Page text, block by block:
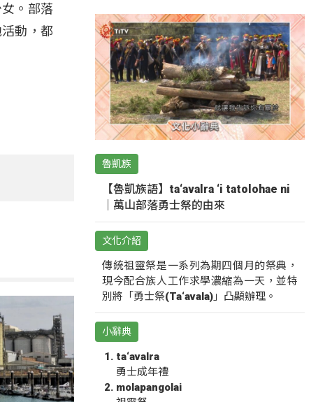
。部落
動，都
魯凱族
【魯凱族語】ta‘avalra ‘i tatolohae ni
｜萬山部落勇士祭的由來
文化介紹
傳統祖靈祭是一系列為期四個月的祭典，
現今配合族人工作求學濃縮為一天，並特
別將「勇士祭(Ta‘avala)」凸顯辦理。
小辭典
ta‘avalra
勇士成年禮
molapangolai